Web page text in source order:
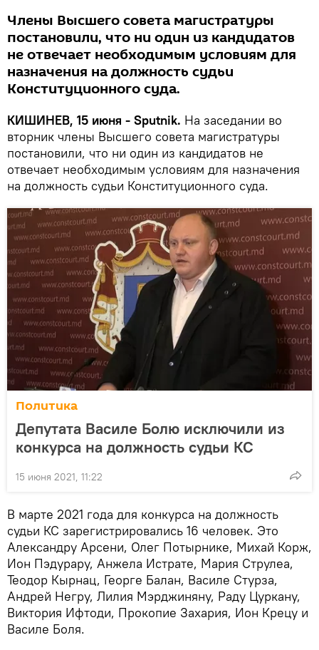
Члены Высшего совета магистратуры
постановили, что ни один из кандидатов
не отвечает необходимым условиям для
назначения на должность судьи
Конституционного суда.
КИШИНЕВ, 15 июня - Sputnik. На заседании во
вторник члены Высшего совета магистратуры
постановили, что ни один из кандидатов не
отвечает необходимым условиям для назначения
на должность судьи Конституционного суда.
Политика
Депутата Василе Болю исключили из
конкурса на должность судьи КС
15 июня 2021, 11:22
В марте 2021 года для конкурса на должность
судьи КС зарегистрировались 16 человек. Это
Александру Арсени, Олег Потырнике, Михай Корж,
Ион Пэдурару, Анжела Истрате, Мария Струлеа,
Теодор Кырнац, Георге Балан, Василе Стурза,
Андрей Негру, Лилия Мэрджиняну, Раду Цуркану,
Виктория Ифтоди, Прокопие Захария, Ион Крецу и
Василе Боля.